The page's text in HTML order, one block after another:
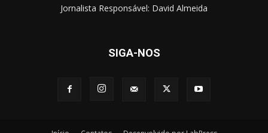
Jornalista Responsável: David Almeida
SIGA-NOS